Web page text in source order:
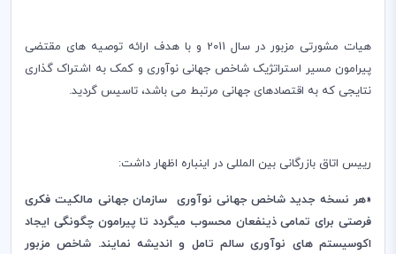
هیات مشورتی مزبور در سال 2011 و با هدف ارائه توصیه های مقتضی
پیرامون مسیر استراتژیک شاخص جهانی نوآوری و کمک به اشتراک گذاری
نتایجی که به اقتصادهای جهانی مرتبط می باشد، تاسیس گردید.
رییس اتاق بازرگانی بین المللی در اینباره اظهار داشت:
«هر نسخه جدید شاخص جهانی نوآوری سازمان جهانی مالکیت فکری
فرصتی برای تمامی ذینفعان محسوب میگردد تا پیرامون چگونگی ایجاد
اکوسیستم های نوآوری سالم تامل و اندیشه نمایند. شاخص مزبور